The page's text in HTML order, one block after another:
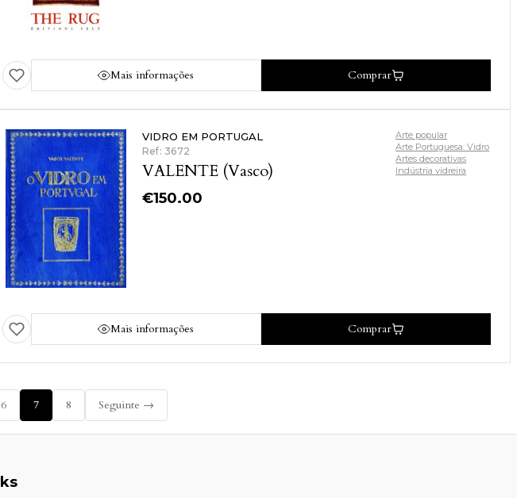
Mais informações Comprar
VIDRO EM PORTUGAL
Ref: 3672
VALENTE (Vasco)
€150.00
Arte popular
Arte Portuguesa: Vidro
Artes decorativas
Indústria vidreira
Mais informações Comprar
6 7 8 Seguinte →